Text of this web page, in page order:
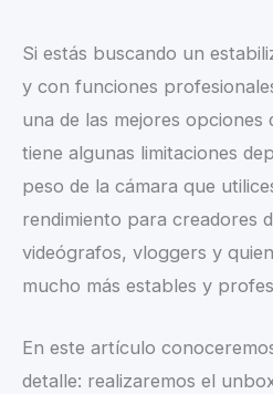
Si estás buscando un
y con funciones
una de las mejores opciones
tiene algunas limitaciones
peso de la cámara que
rendimiento para creadores
videógrafos, vloggers y
mucho más estables y
En este artículo
detalle: realizaremos el